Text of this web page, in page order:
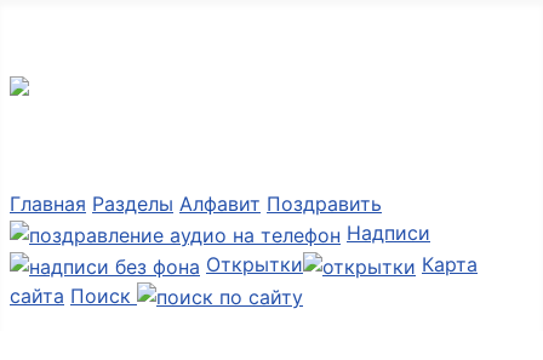
Главная Разделы Алфавит Поздравить
Надписи
Открытки
Карта
сайта Поиск